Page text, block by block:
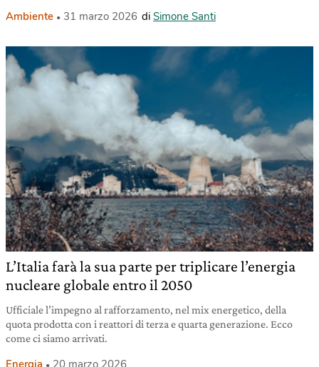
Ambiente 31 marzo 2026 di Simone Santi
L’Italia farà la sua parte per triplicare l’energia
nucleare globale entro il 2050
Ufficiale l’impegno al rafforzamento, nel mix energetico, della
quota prodotta con i reattori di terza e quarta generazione. Ecco
come ci siamo arrivati.